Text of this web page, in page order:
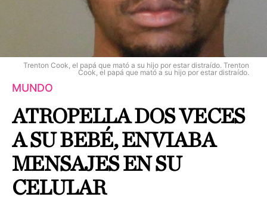
Trenton Cook, el papá que mató a su hijo por estar distraído. Trenton
Cook, el papá que mató a su hijo por estar distraído.
MUNDO
ATROPELLA DOS VECES
A SU BEBÉ, ENVIABA
MENSAJES EN SU
CELULAR